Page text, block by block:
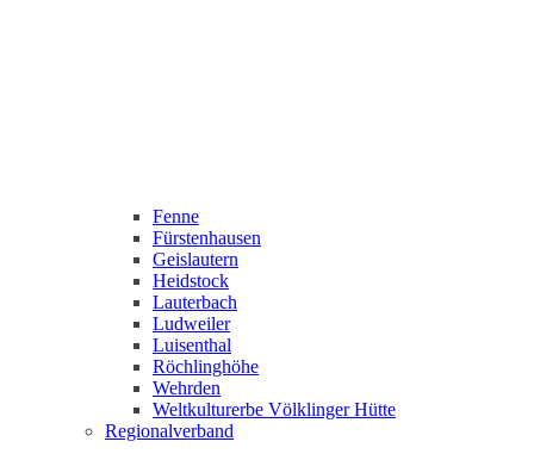
Fenne
Fürstenhausen
Geislautern
Heidstock
Lauterbach
Ludweiler
Luisenthal
Röchlinghöhe
Wehrden
Weltkulturerbe Völklinger Hütte
Regionalverband